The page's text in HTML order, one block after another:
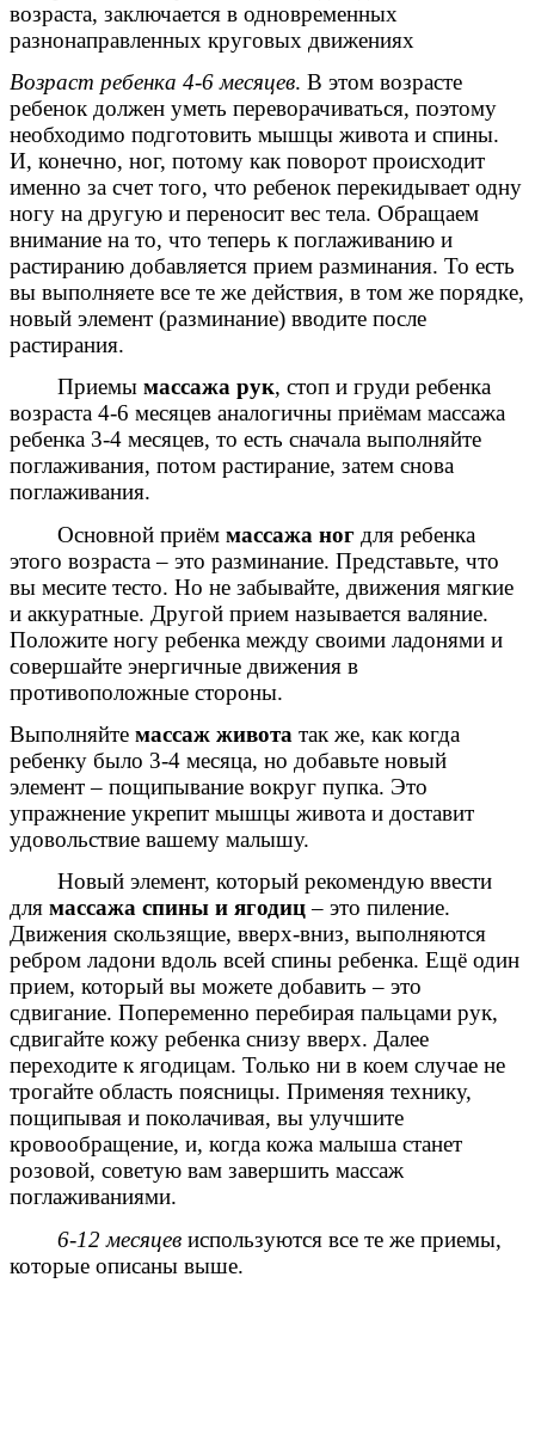
возраста, заключается в одновременных
разнонаправленных круговых движениях
Возраст ребенка 4-6 месяцев. В этом возрасте
ребенок должен уметь переворачиваться, поэтому
необходимо подготовить мышцы живота и спины.
И, конечно, ног, потому как поворот происходит
именно за счет того, что ребенок перекидывает одну
ногу на другую и переносит вес тела. Обращаем
внимание на то, что теперь к поглаживанию и
растиранию добавляется прием разминания. То есть
вы выполняете все те же действия, в том же порядке,
новый элемент (разминание) вводите после
растирания.
Приемы массажа рук, стоп и груди ребенка
возраста 4-6 месяцев аналогичны приёмам массажа
ребенка 3-4 месяцев, то есть сначала выполняйте
поглаживания, потом растирание, затем снова
поглаживания.
Основной приём массажа ног для ребенка
этого возраста – это разминание. Представьте, что
вы месите тесто. Но не забывайте, движения мягкие
и аккуратные. Другой прием называется валяние.
Положите ногу ребенка между своими ладонями и
совершайте энергичные движения в
противоположные стороны.
Выполняйте массаж живота так же, как когда
ребенку было 3-4 месяца, но добавьте новый
элемент – пощипывание вокруг пупка. Это
упражнение укрепит мышцы живота и доставит
удовольствие вашему малышу.
Новый элемент, который рекомендую ввести
для массажа спины и ягодиц– это пиление.
Движения скользящие, вверх-вниз, выполняются
ребром ладони вдоль всей спины ребенка. Ещё один
прием, который вы можете добавить – это
сдвигание. Попеременно перебирая пальцами рук,
сдвигайте кожу ребенка снизу вверх. Далее
переходите к ягодицам. Только ни в коем случае не
трогайте область поясницы. Применяя технику,
пощипывая и поколачивая, вы улучшите
кровообращение, и, когда кожа малыша станет
розовой, советую вам завершить массаж
поглаживаниями.
6-12 месяцев используются все те же приемы,
которые описаны выше.